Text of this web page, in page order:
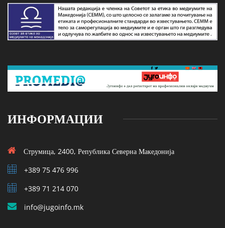
ИНФОРМАЦИИ
Струмица, 2400, Република Северна Македонија
+389 75 476 996
+389 71 214 070
info@jugoinfo.mk